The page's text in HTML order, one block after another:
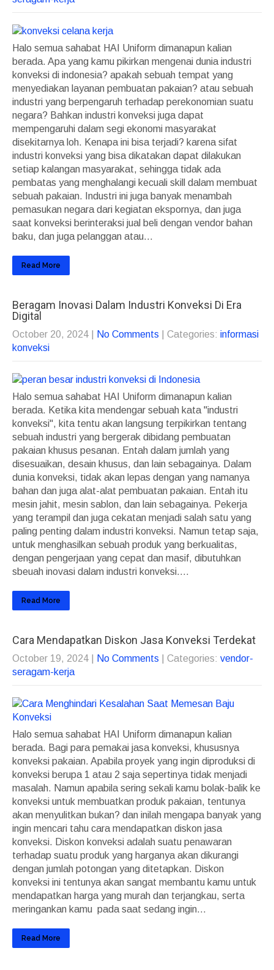
Halo semua sahabat HAI Uniform dimanapun kalian
berada. Apa yang kamu pikirkan mengenai dunia industri
konveksi di indonesia? apakah sebuah tempat yang
menyediakan layanan pembuatan pakaian? atau sebuah
industri yang berpengaruh terhadap perekonomian suatu
negara? Bahkan industri konveksi juga dapat
mempengaruhi dalam segi ekonomi masyarakat
disekitarnya loh. Kenapa ini bisa terjadi? karena sifat
industri konveksi yang bisa dikatakan dapat dilakukan
setiap kalangan masyarakat, sehingga tidak ada
pembatas yang menghalangi kecuali skill dalam membuat
sebuah pakaian. Industri ini juga banyak menambah
pemasukan negara dari kegiatan ekspornya, dan juga
saat konveksi berinteraksi jual beli dengan vendor bahan
baku, dan juga pelanggan atau...
Read More
Beragam Inovasi Dalam Industri Konveksi Di Era
Digital
October 20, 2024 No Comments | Categories: informasi
konveksi
Halo semua sahabat HAI Uniform dimanapun kalian
berada. Ketika kita mendengar sebuah kata "industri
konveksi", kita tentu akan langsung terpikirkan tentang
sebuah industri yang bergerak dibidang pembuatan
pakaian khusus pesanan. Entah dalam jumlah yang
disesuaikan, desain khusus, dan lain sebagainya. Dalam
dunia konveksi, tidak akan lepas dengan yang namanya
bahan dan juga alat-alat pembuatan pakaian. Entah itu
mesin jahit, mesin sablon, dan lain sebagainya. Pekerja
yang terampil dan juga cekatan menjadi salah satu yang
paling penting dalam industri konveksi. Namun tetap saja,
untuk menghasilkan sebuah produk yang berkualitas,
dengan pengerjaan yang cepat dan masif, dibutuhkan
sbeuah inovasi dalam industri konveksi....
Read More
Cara Mendapatkan Diskon Jasa Konveksi Terdekat
October 19, 2024 No Comments | Categories: vendor-
seragam-kerja
Halo semua sahabat HAI Uniform dimanapun kalian
berada. Bagi para pemakai jasa konveksi, khususnya
konveksi pakaian. Apabila proyek yang ingin diproduksi di
konveksi berupa 1 atau 2 saja sepertinya tidak menjadi
masalah. Namun apabila sering sekali kamu bolak-balik ke
konveksi untuk membuatkan produk pakaian, tentunya
akan menyulitkan bukan? dan inilah mengapa banyak yang
ingin mencari tahu cara mendapatkan diskon jasa
konveksi. Diskon konveksi adalah suatu penawaran
terhadap suatu produk yang harganya akan dikurangi
dengan jumlah potongan yang ditetapkan. Diskon
konveksi ini tentunya akan sangat membantu kamu untuk
mendapatkan harga yang murah dan terjangkau, serta
meringankan kamu pada saat sedang ingin...
Read More